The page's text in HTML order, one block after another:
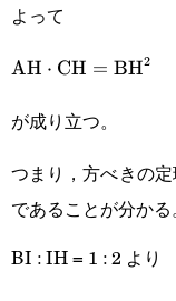
よって
AH ⋅ CH = BH2
が成り立つ。
つまり，方べきの
であることが分かる。
BI : IH = 1 : 2 より